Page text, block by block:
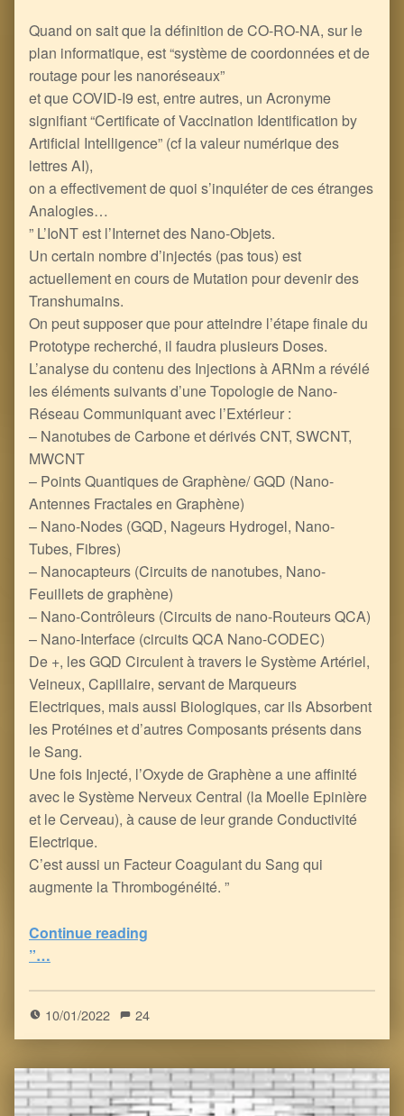
Quand on sait que la définition de CO-RO-NA, sur le
plan informatique, est “système de coordonnées et de
routage pour les nanoréseaux”
et que COVID-I9 est, entre autres, un Acronyme
signifiant “Certificate of Vaccination Identification by
Artificial Intelligence”​ (cf la valeur numérique des
lettres AI),
on a effectivement de quoi s’inquiéter de ces étranges
Analogies…
” L’IoNT est l’Internet des Nano-Objets.
Un certain nombre d’injectés (pas tous) est
actuellement en cours de Mutation pour devenir des
Transhumains.
On peut supposer que pour atteindre l’étape finale du
Prototype recherché, il faudra plusieurs Doses.
L’analyse du contenu des Injections à ARNm a révélé
les éléments suivants d’une Topologie de Nano-
Réseau Communiquant avec l’Extérieur :
– Nanotubes de Carbone et dérivés CNT, SWCNT,
MWCNT
– Points Quantiques de Graphène/ GQD (Nano-
Antennes Fractales en Graphène)
– Nano-Nodes (GQD, Nageurs Hydrogel, Nano-
Tubes, Fibres)
– Nanocapteurs (Circuits de nanotubes, Nano-
Feuillets de graphène)
– Nano-Contrôleurs (Circuits de nano-Routeurs QCA)
– Nano-Interface (circuits QCA Nano-CODEC)
De +, les GQD Circulent à travers le Système Artériel,
Veineux, Capillaire, servant de Marqueurs
Electriques, mais aussi Biologiques, car ils Absorbent
les Protéines et d’autres Composants présents dans
le Sang.
Une fois Injecté, l’Oxyde de Graphène a une affinité
avec le Système Nerveux Central (la Moelle Epinière
et le Cerveau), à cause de leur grande Conductivité
Electrique.
C’est aussi un Facteur Coagulant du Sang qui
augmente la Thrombogénéité. ”
Continue reading
”…
10/01/2022 24